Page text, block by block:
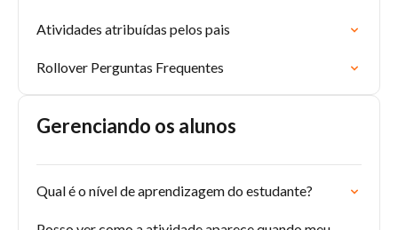
Atividades atribuídas pelos pais
Rollover Perguntas Frequentes
Gerenciando os alunos
Qual é o nível de aprendizagem do estudante?